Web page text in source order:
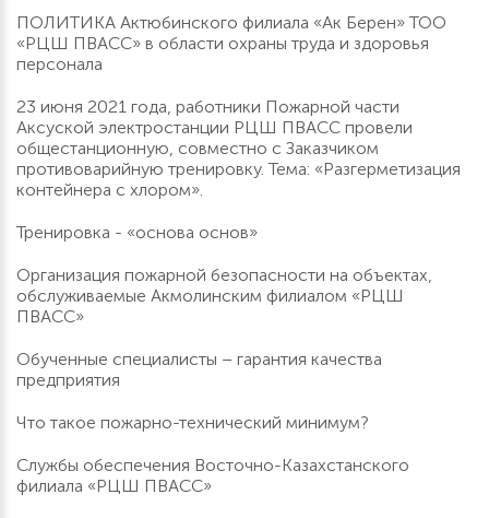
ПОЛИТИКА Актюбинского филиала «Ак Берен» ТОО
«РЦШ ПВАСС» в области охраны труда и здоровья
персонала
23 июня 2021 года, работники Пожарной части
Аксуской электростанции РЦШ ПВАСС провели
общестанционную, совместно с Заказчиком
противоварийную тренировку. Тема: «Разгерметизация
контейнера с хлором».
Тренировка - «основа основ»
Организация пожарной безопасности на объектах,
обслуживаемые Акмолинским филиалом «РЦШ
ПВАСС»
Обученные специалисты – гарантия качества
предприятия
Что такое пожарно-технический минимум?
Службы обеспечения Восточно-Казахстанского
филиала «РЦШ ПВАСС»